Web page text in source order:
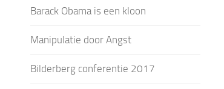
Barack Obama is een kloon
Manipulatie door Angst
Bilderberg conferentie 2017